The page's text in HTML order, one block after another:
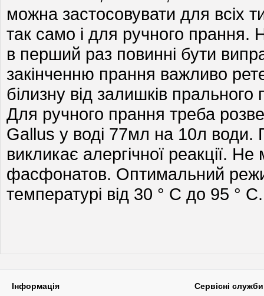
можна застосовувати для всіх
так само і для ручного прання.
в перший раз повинні бути
закінченню прання важливо
білизну від залишків
Для ручного прання треба
Gallus у воді 77мл на 10л
викликає алергічної реакції. Не
фасфонатов. Оптимальний
температурі від 30 ° C до 95 °
Інформація Сервісні служби